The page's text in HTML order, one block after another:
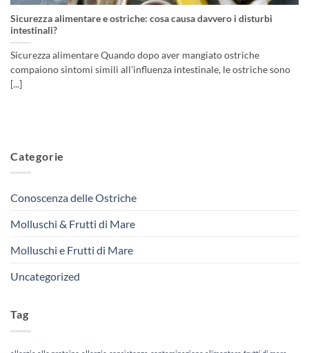
Sicurezza alimentare e ostriche: cosa causa davvero i disturbi
intestinali?
Sicurezza alimentare Quando dopo aver mangiato ostriche
compaiono sintomi simili all’influenza intestinale, le ostriche sono
[...]
Categorie
Conoscenza delle Ostriche
Molluschi & Frutti di Mare
Molluschi e Frutti di Mare
Uncategorized
Tag